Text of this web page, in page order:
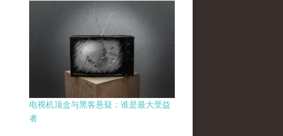
电视机顶盒与黑客悬疑：谁是最大受益
者